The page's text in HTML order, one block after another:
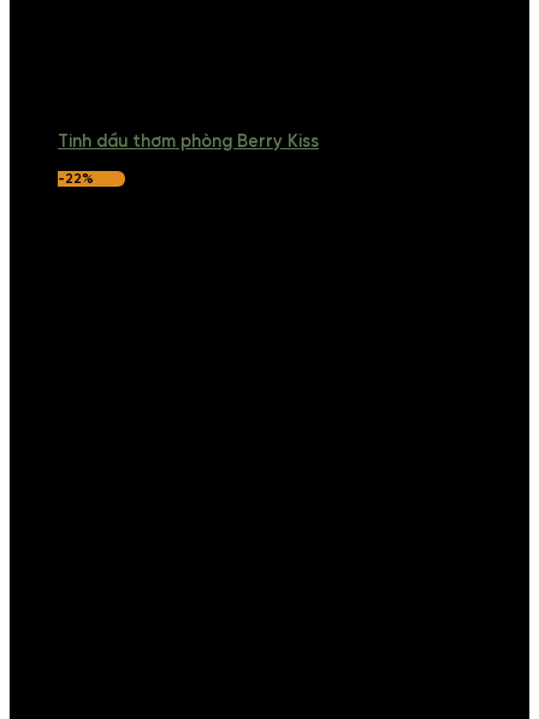
Tinh dầu thơm phòng Berry Kiss
-22%